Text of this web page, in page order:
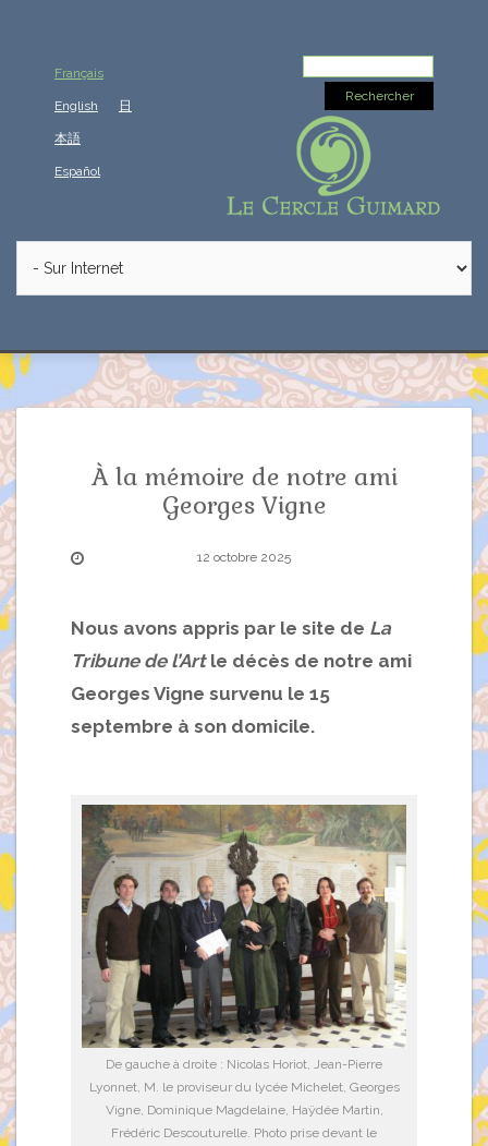
Français
English 日
本語
Español
À la mémoire de notre ami
Georges Vigne
12 octobre 2025
Nous avons appris par le site de La
Tribune de l’Artle décès de notre ami
Georges Vigne survenu le 15
septembre à son domicile.
De gauche à droite : Nicolas Horiot, Jean-Pierre
Lyonnet, M. le proviseur du lycée Michelet, Georges
Vigne, Dominique Magdelaine, Haÿdée Martin,
Frédéric Descouturelle. Photo prise devant le